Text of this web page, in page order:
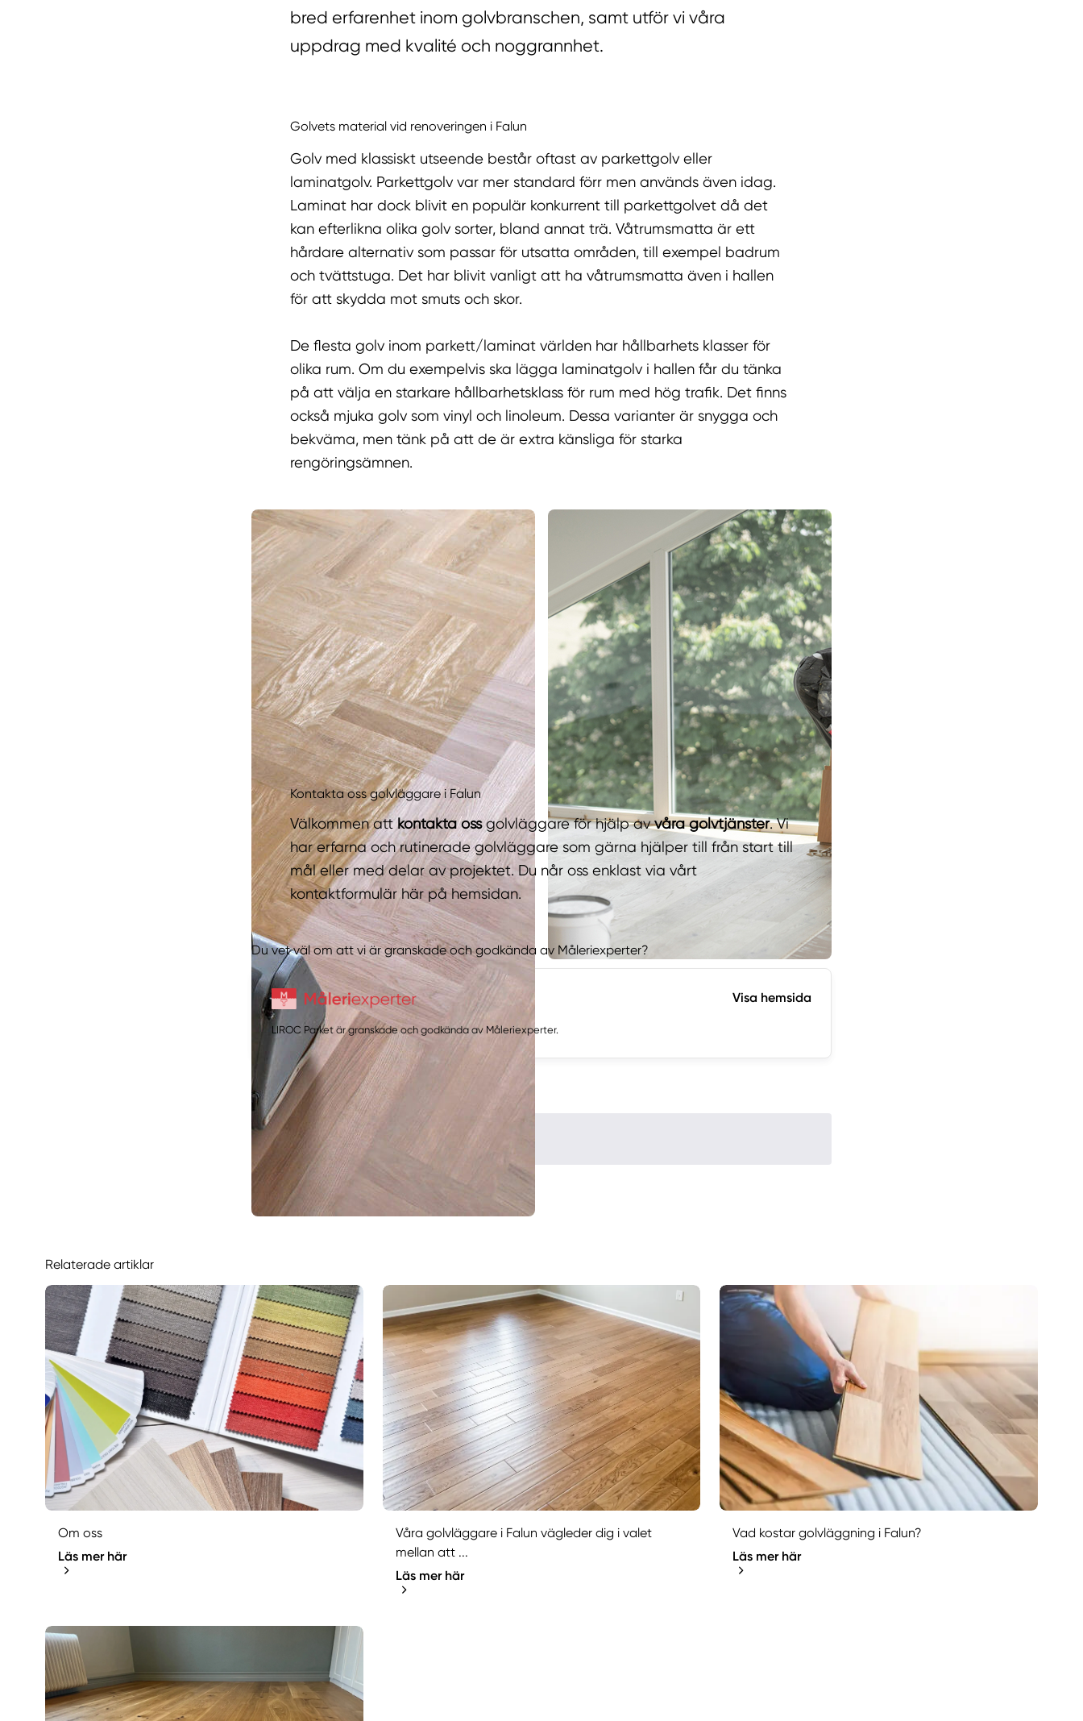
bred erfarenhet inom golvbranschen, samt utför vi våra
uppdrag med kvalité och noggrannhet.
Golvets material vid renoveringen i Falun
Golv med klassiskt utseende består oftast av parkettgolv eller
laminatgolv. Parkettgolv var mer standard förr men används även idag.
Laminat har dock blivit en populär konkurrent till parkettgolvet då det
kan efterlikna olika golv sorter, bland annat trä. Våtrumsmatta är ett
hårdare alternativ som passar för utsatta områden, till exempel badrum
och tvättstuga. Det har blivit vanligt att ha våtrumsmatta även i hallen
för att skydda mot smuts och skor.
De flesta golv inom parkett/laminat världen har hållbarhets klasser för
olika rum. Om du exempelvis ska lägga laminatgolv i hallen får du tänka
på att välja en starkare hållbarhetsklass för rum med hög trafik. Det finns
också mjuka golv som vinyl och linoleum. Dessa varianter är snygga och
bekväma, men tänk på att de är extra känsliga för starka
rengöringsämnen.
Kontakta oss golvläggare i Falun
Välkommen attkontakta ossgolvläggare för hjälp avvåra golvtjänster. Vi
har erfarna och rutinerade golvläggare som gärna hjälper till från start till
mål eller med delar av projektet. Du når oss enklast via vårt
kontaktformulär här på hemsidan.
Du vet väl om att vi är granskade och godkända av Måleriexperter?
LIROC Parket är granskade och godkända av Måleriexperter.
Visa hemsida
Relaterade artiklar
Om oss
Läs mer här
Våra golvläggare i Falun vägleder dig i valet
mellan att ...
Läs mer här
Vad kostar golvläggning i Falun?
Läs mer här